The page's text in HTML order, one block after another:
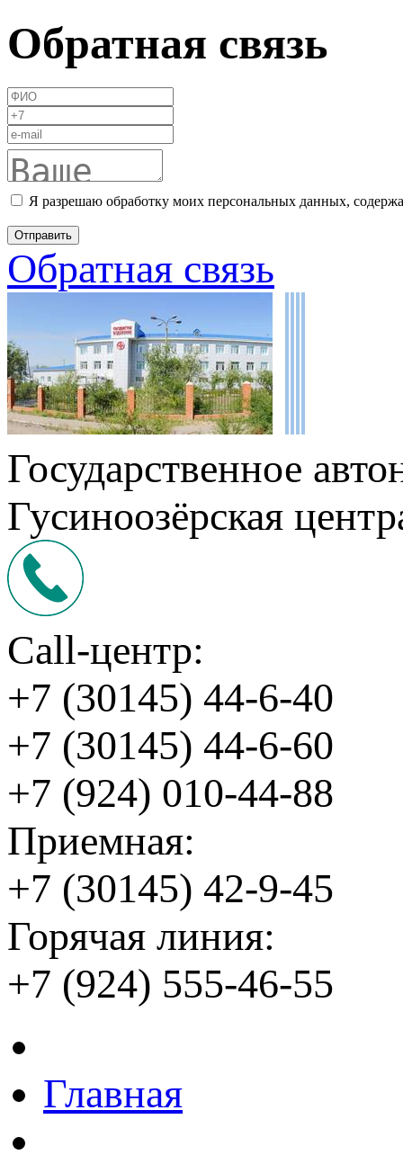
Обратная связь
Я разрешаю обработку моих персональных данных,
Обратная связь
Государственное
Гусиноозёрская
Call-центр:
+7 (30145) 44-6-40
+7 (30145) 44-6-60
+7 (924) 010-44-88
Приемная:
+7 (30145) 42-9-45
Горячая линия:
+7 (924) 555-46-55
Главная